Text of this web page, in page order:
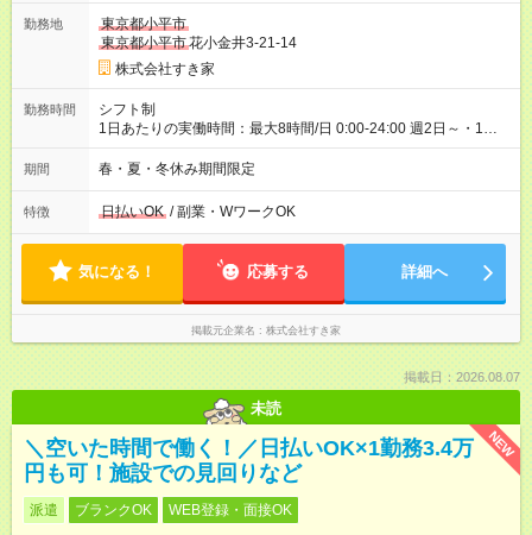
30日（※条件変更なし）ですが、切り上げで一ヶ月とさせてい
ただきます。 研修制度あり：15時間(研修中も同時給）
勤務地
東京都小平市
東京都小平市花小金井3-21-14
株式会社すき家
勤務時間
シフト制
1日あたりの実働時間：最大8時間/日 0:00-24:00 週2日～・1日
2h～OK ＜シフト例＞ 〇朝帯 5:00-9:00 〇昼帯 9:00-14:00 〇午
後帯 14:00-18:00 〇夜帯 18:00-22:00 〇深夜帯 22:00-翌5:00 基
ます♪
期間 春・夏・冬休み期間限定
特徴 日払いOK / 副業・WワークOK
気になる！ 応募する 詳細へ
掲載元企業名 株式会社すき家
掲載日：2026.08.07
未読
NEW
＼空いた時間で働く！／日払いOK×1勤務3.4万
円も可！施設での見回りなど
派遣 ブランクOK WEB登録・面接OK